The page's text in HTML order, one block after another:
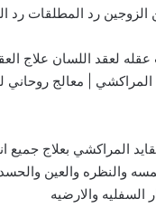
رد المطلقات رد
لعقد اللسان علاج
| معالج روحاني
المراكشي بعلاج جميع
والنظره والعين
السفليه والارضيه